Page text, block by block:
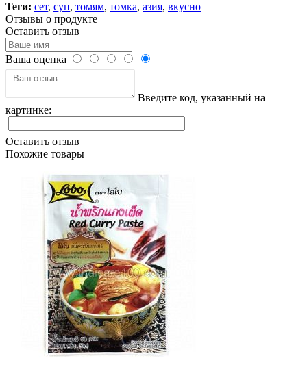
Теги: сет, суп, томям, томка, азия, вкусно
Отзывы о продукте
Оставить отзыв
Ваша оценка
Введите код, указанный на
картинке:
Оставить отзыв
Похожие товары